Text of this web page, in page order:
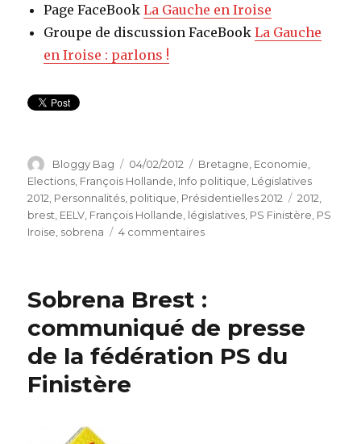
Page FaceBookLa Gauche en Iroise
Groupe de discussion FaceBookLa Gauche
en Iroise : parlons !
Auteur
Bloggy Bag
Publié
le
04/02/2012 Catégories
Bretagne Economie
Elections François Hollande Info politique Législatives
2012 Personnalités politique Présidentielles 2012 Étiquettes
2012
brest EELV François Hollande législatives PS Finistère PS
Iroise sobrena 4 commentaires
pour
la
Sobrena
Sobrena Brest :
communiqué de presse
de la fédération PS du
Finistère